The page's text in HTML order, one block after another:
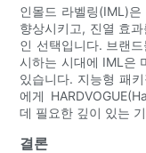
인몰드 라벨링(IML)
향상시키고, 진열 효
인 선택입니다. 브랜
시하는 시대에 IML은
있습니다. 지능형 패
에게
데 필요한 깊이 있는
결론